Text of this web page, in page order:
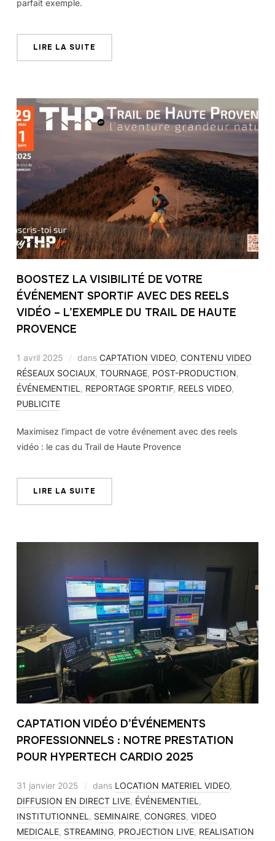
parfait exemple.
LIRE LA SUITE
BOOSTEZ LA VISIBILITÉ DE VOTRE
ÉVÉNEMENT SPORTIF AVEC DES REELS
VIDÉO – L’EXEMPLE DU TRAIL DE HAUTE
PROVENCE
1 avril 2025 dans CAPTATION VIDEO, CONTENU VIDEO
RÉSEAUX SOCIAUX, TOURNAGE, POST-PRODUCTION,
ÉVÉNEMENTIEL , REPORTAGE SPORTIF, REELS VIDEO,
PUBLICITE
Maximisez l’impact de votre événement avec des reels
vidéo : le cas du Trail de Haute Provence
LIRE LA SUITE
CAPTATION VIDÉO D’ÉVÉNEMENTS
PROFESSIONNELS : NOTRE PRESTATION
POUR HYPERTECH CARDIO 2025
31 janvier 2025 dans LOCATION MATERIEL VIDEO,
DIFFUSION EN DIRECT LIVE, ÉVÉNEMENTIEL ,
INSTITUTIONNEL , SEMINAIRE, CONGRES, VIDEO
MEDICALE, STREAMING, PROJECTION LIVE, REALISATION